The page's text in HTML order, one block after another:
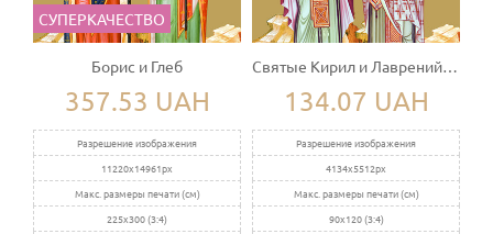
СУПЕРКАЧЕСТВО
Борис и Глеб
357.53 UAH
Разрешение изображения
11220x14961px
Макс. размеры печати (см)
225x300 (3:4)
Святые Кирил и Лаврений Туровские
134.07 UAH
Разрешение изображения
4134x5512px
Макс. размеры печати (см)
90x120 (3:4)